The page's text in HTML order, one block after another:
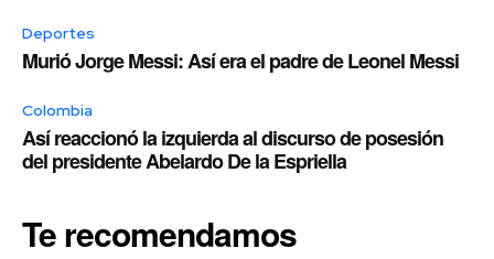
Deportes
Murió Jorge Messi: Así era el padre de Leonel Messi
Colombia
Así reaccionó la izquierda al discurso de posesión
del presidente Abelardo De la Espriella
Te recomendamos